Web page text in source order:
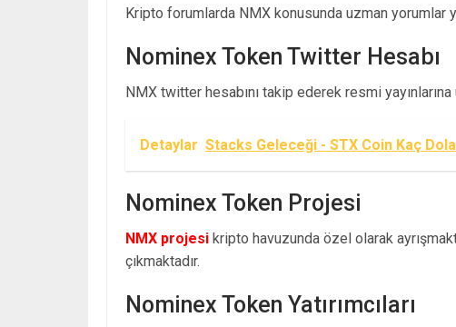
Kripto forumlarda NMX konusunda uzman yorumlar
Nominex Token Twitter Hesabı
NMX twitter hesabını takip ederek resmi
Detaylar Stacks Geleceği - STX Coin Kaç
Nominex Token Projesi
NMX projesi kripto havuzunda özel olarak
çıkmaktadır.
Nominex Token Yatırımcıları